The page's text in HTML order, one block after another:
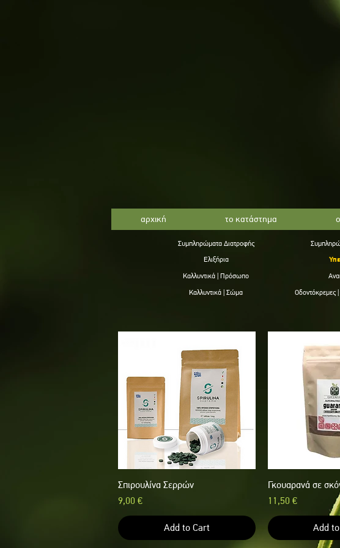
αρχική το κατάστημα
Συμπληρώματα Διατροφής
Ελιξήρια
Kαλλυντικά | Πρόσωπο
Kαλλυντικά | Σώμα
Οδοντόκρεμες
Quick View
Σπιρουλίνα Σερρών
Price
9,00 €
Add to Cart
Quick
Γκουαρανά σε
Price
11,50 €
Add